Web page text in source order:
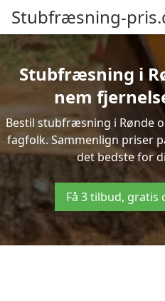
Stubfræsning-
Stubfræsning i
nem
Bestil stubfræsning i Rønde
fagfolk. Sammenlign priser
det bedste for
Få 3 tilbud,